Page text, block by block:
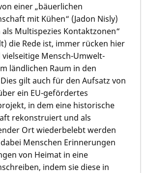
einer „bäuerlichen
mit Kühen“ (Jadon Nisly)
als Multispezies Kontaktzonen“
die Rede ist, immer rücken hier
Mensch-Umwelt-
ländlichen Raum in den
gilt auch für den Aufsatz von
ein EU-gefördertes
in dem eine historische
rekonstruiert und als
Ort wiederbelebt werden
Menschen Erinnerungen
von Heimat in eine
indem sie diese in